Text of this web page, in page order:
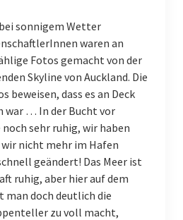
sonnigem Wetter
waren an
Fotos gemacht von der
Skyline von Auckland. Die
beweisen, dass es an Deck
war … In der Bucht vor
noch sehr ruhig, wir haben
nicht mehr im Hafen
geändert! Das Meer ist
ruhig, aber hier auf dem
man doch deutlich die
zu voll macht,